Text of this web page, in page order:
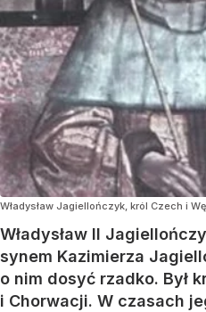
Władysław Jagiellończyk, król Czech i
Władysław II
synem Kazimierza
o nim dosyć rzadko. Był
i Chorwacji. W czasach